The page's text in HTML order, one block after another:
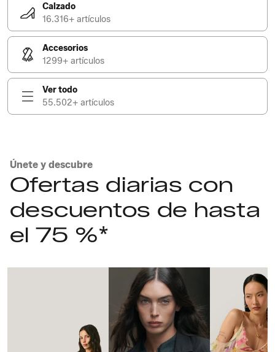
Calzado
16.316+ artículos
Accesorios
1299+ artículos
Ver todo
55.502+ artículos
Únete y descubre
Ofertas diarias con
descuentos de hasta
el 75 %*